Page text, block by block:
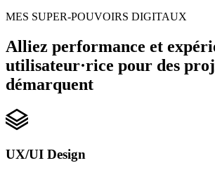
MES SUPER-POUVOIRS DIGITAUX
Alliez performance et
utilisateur·rice pour des
démarquent
UX/UI Design